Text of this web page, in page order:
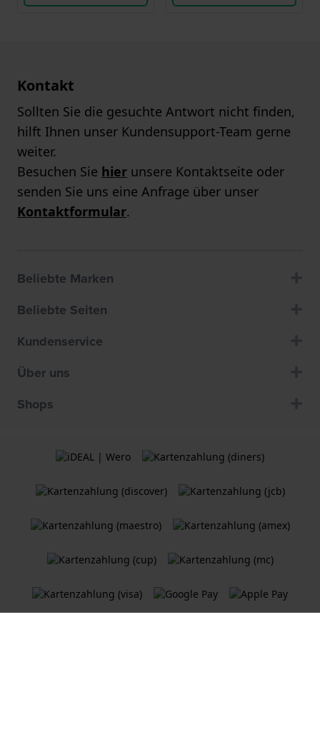
Kontakt
Sollten Sie die gesuchte Antwort nicht finden,
hilft Ihnen unser Kundensupport-Team gerne
weiter.
Besuchen Sie hier unsere Kontaktseite oder
senden Sie uns eine Anfrage über unser
Kontaktformular.
Beliebte Marken
Beliebte Seiten
Kundenservice
Über uns
Shops